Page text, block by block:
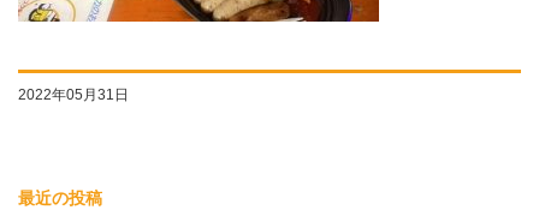
2022年05月31日
最近の投稿